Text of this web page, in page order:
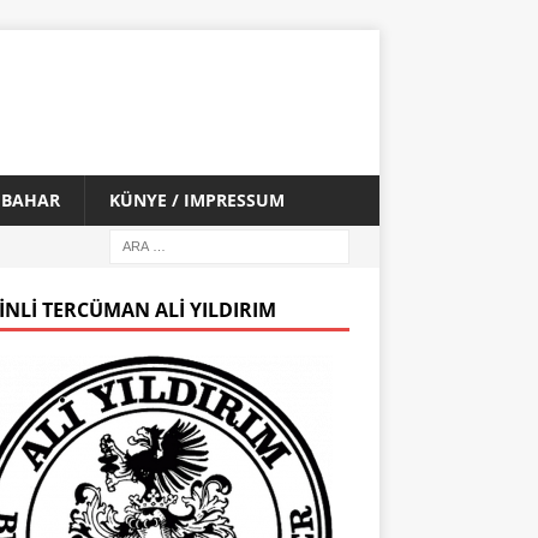
KÜNYE / IMPRESSUM
TERCÜMAN ALI YILDIRIM